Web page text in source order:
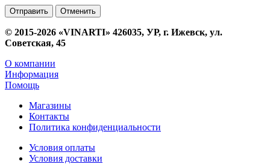
Отменить
© 2015-2026 «VINARTI» 426035, УР, г. Ижевск, ул.
Советская, 45
О компании
Информация
Помощь
Магазины
Контакты
Политика конфиденциальности
Условия оплаты
Условия доставки